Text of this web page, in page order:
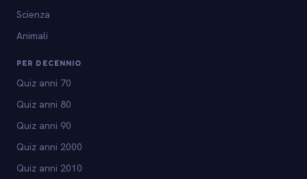
Scienza
Animali
PER DECENNIO
Quiz anni 70
Quiz anni 80
Quiz anni 90
Quiz anni 2000
Quiz anni 2010